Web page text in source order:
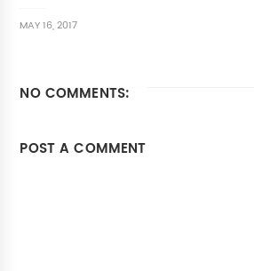
MAY 16, 2017
NO COMMENTS:
POST A COMMENT